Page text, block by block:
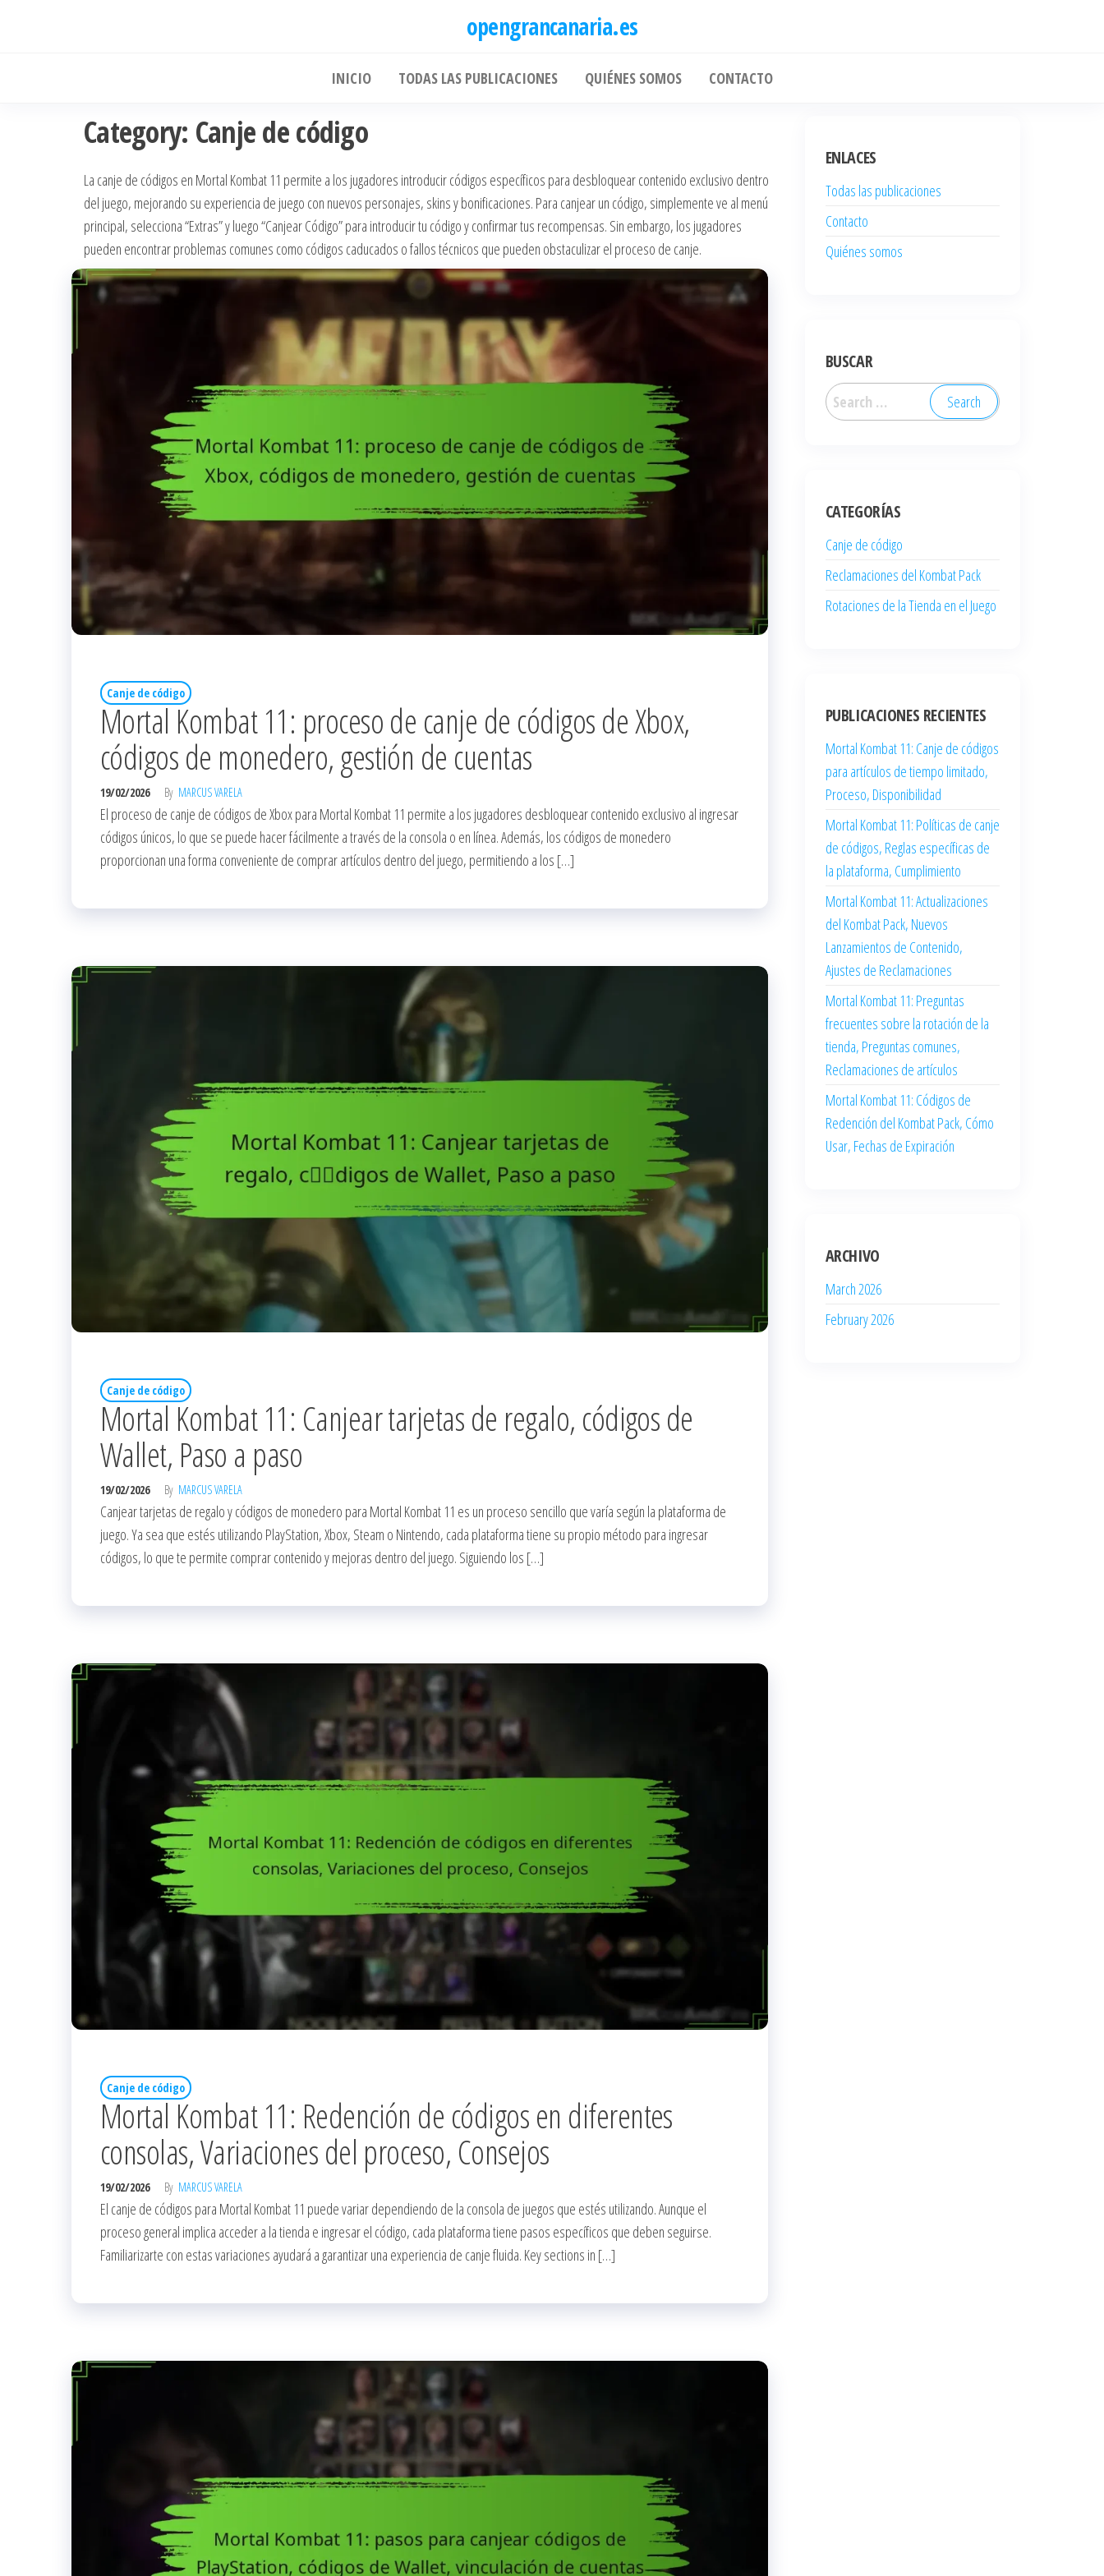
opengrancanaria.es
INICIO TODAS LAS PUBLICACIONES QUIÉNES SOMOS CONTACTO
Category: Canje de código
La canje de códigos en Mortal Kombat 11 permite a los jugadores introducir códigos específicos para desbloquear contenido exclusivo dentro
del juego, mejorando su experiencia de juego con nuevos personajes, skins y bonificaciones. Para canjear un código, simplemente ve al menú
principal, selecciona “Extras” y luego “Canjear Código” para introducir tu código y confirmar tus recompensas. Sin embargo, los jugadores
pueden encontrar problemas comunes como códigos caducados o fallos técnicos que pueden obstaculizar el proceso de canje.
Canje de código
Mortal Kombat 11: proceso de canje de códigos de Xbox,
códigos de monedero, gestión de cuentas
19/02/2026 By MARCUS VARELA
El proceso de canje de códigos de Xbox para Mortal Kombat 11 permite a los jugadores desbloquear contenido exclusivo al ingresar
códigos únicos, lo que se puede hacer fácilmente a través de la consola o en línea. Además, los códigos de monedero
proporcionan una forma conveniente de comprar artículos dentro del juego, permitiendo a los […]
Canje de código
Mortal Kombat 11: Canjear tarjetas de regalo, códigos de
Wallet, Paso a paso
19/02/2026 By MARCUS VARELA
Canjear tarjetas de regalo y códigos de monedero para Mortal Kombat 11 es un proceso sencillo que varía según la plataforma de
juego. Ya sea que estés utilizando PlayStation, Xbox, Steam o Nintendo, cada plataforma tiene su propio método para ingresar
códigos, lo que te permite comprar contenido y mejoras dentro del juego. Siguiendo los […]
Canje de código
Mortal Kombat 11: Redención de códigos en diferentes
consolas, Variaciones del proceso, Consejos
19/02/2026 By MARCUS VARELA
El canje de códigos para Mortal Kombat 11 puede variar dependiendo de la consola de juegos que estés utilizando. Aunque el
proceso general implica acceder a la tienda e ingresar el código, cada plataforma tiene pasos específicos que deben seguirse.
Familiarizarte con estas variaciones ayudará a garantizar una experiencia de canje fluida. Key sections in […]
ENLACES
Todas las publicaciones
Contacto
Quiénes somos
BUSCAR
Search
for:
CATEGORÍAS
Canje de código
Reclamaciones del Kombat Pack
Rotaciones de la Tienda en el Juego
PUBLICACIONES RECIENTES
Mortal Kombat 11: Canje de códigos
para artículos de tiempo limitado,
Proceso, Disponibilidad
Mortal Kombat 11: Políticas de canje
de códigos, Reglas específicas de
la plataforma, Cumplimiento
Mortal Kombat 11: Actualizaciones
del Kombat Pack, Nuevos
Lanzamientos de Contenido,
Ajustes de Reclamaciones
Mortal Kombat 11: Preguntas
frecuentes sobre la rotación de la
tienda, Preguntas comunes,
Reclamaciones de artículos
Mortal Kombat 11: Códigos de
Redención del Kombat Pack, Cómo
Usar, Fechas de Expiración
ARCHIVO
March 2026
February 2026